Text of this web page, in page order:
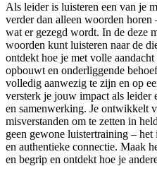
Als leider is luisteren een van je
verder dan alleen woorden horen
wat er gezegd wordt. In de deze
woorden kunt luisteren naar de
ontdekt hoe je met volle
opbouwt en onderliggende
volledig aanwezig te zijn en op
versterk je jouw impact als leider
en samenwerking. Je ontwikkelt
misverstanden om te zetten in
geen gewone luistertraining –
en authentieke connectie. Maak
en begrip en ontdekt hoe je